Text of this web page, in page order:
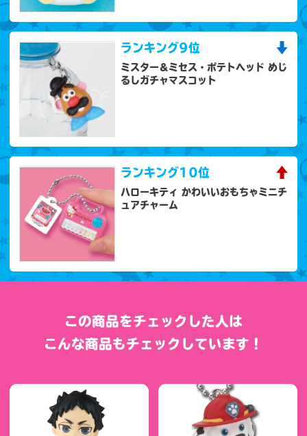
ランキング9位
ミスター＆ミセス・ポテトヘッド めじ
るしガチャマスコット
ランキング10位
ハローキティ かわいいおもちゃミニチ
ュアチャーム
この商品をチェックした人は
こんな商品もチェックしています！